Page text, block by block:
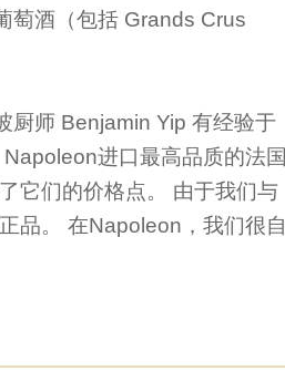
萄酒（包括 Grands Crus
厨师 Benjamin Yip 有经验于
进口最高品质的法国
它们的价格点。 由于我们与
品。 在Napoleon，我们很自